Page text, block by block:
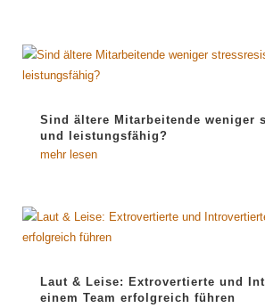
Sind ältere Mitarbeitende weniger
und leistungsfähig?
mehr lesen
Laut & Leise: Extrovertierte und
einem Team erfolgreich führen